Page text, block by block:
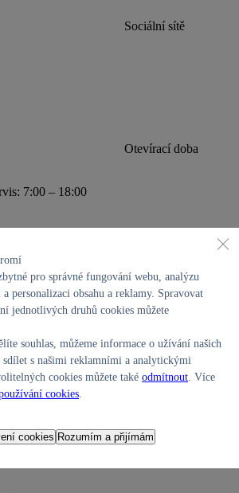
Sociální sítě
Otevírací doba
7:00 – 18:00
pro správné fungování webu, analýzu
personalizaci obsahu a reklamy. Spravovat
jednotlivých druhů cookies můžete
souhlas, můžeme informace o užívání našich
sdílet s našimi reklamními a analytickými
cookies můžete také odmítnout . Více
cookies
cookies Rozumím a přijímám